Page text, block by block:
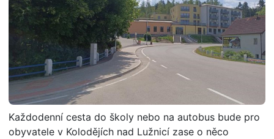
Každodenní cesta do školy nebo na autobus bude pro
obyvatele v Kolodějích nad Lužnicí zase o něco